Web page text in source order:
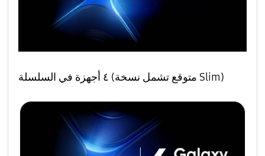
٤ أجهزة في السلسلة (متوقع تشمل نسخة Slim)